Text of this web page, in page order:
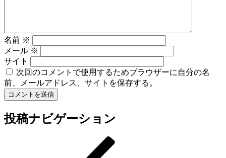
名前 ※
メール ※
サイト
次回のコメントで使用するためブラウザーに自分の名
前、メールアドレス、サイトを保存する。
投稿ナビゲーション